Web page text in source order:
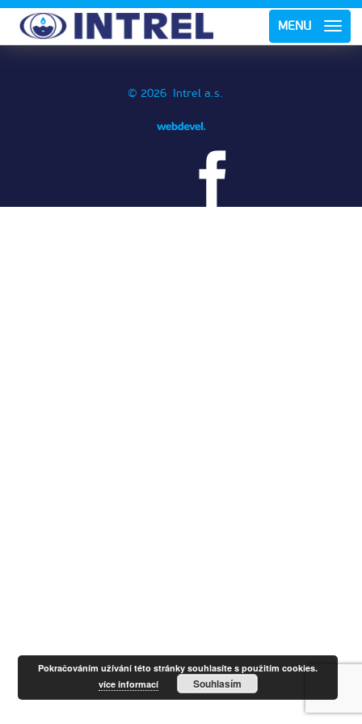
MENU
© 2026 Intrel a.s.
Pokračováním užívání této stránky souhlasíte s použitím cookies.
více informací
Souhlasím